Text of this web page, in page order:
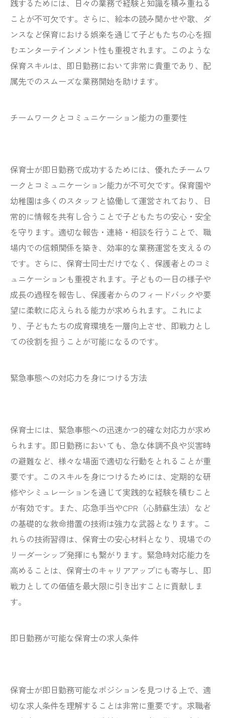
践するためには、日々の業務で経験と知識を積み重ねる
ことが不可欠です。さらに、絵本の読み聞かせや歌、ダ
ンスなど保育における娯楽を通じて子どもたちの心を掴
むエンターテインメント性も重視されます。このような
保育スキルは、即日勤務において非常に貴重であり、配
属先でのスムーズな業務開始を助けます。
チームワークとコミュニケーション能力の重要性
保育士が即日勤務で成功するためには、優れたチームワ
ークとコミュニケーション能力が不可欠です。保育園や
幼稚園は多くのスタッフと協働して運営されており、日
常的に情報を共有し合うことで子どもたちの安心・安全
を守ります。適切な報告・連絡・相談を行うことで、職
場内での信頼関係を築き、効率的な業務運営を支えるの
です。さらに、保育士同士だけでなく、保護者とのコミ
ュニケーションも重視されます。子どもの一日の様子や
成長の過程を報告し、保護者からのフィードバックや要
望に柔軟に応えられる能力が求められます。これによ
り、子どもたちの成育環境を一層向上させ、即戦力とし
ての役割を担うことが可能になるのです。
緊急事態への対応力を身につける方法
保育士には、緊急事態への迅速かつ的確な対応力が求め
られます。即日勤務においても、急な体調不良や災害時
の避難など、様々な場面で適切な行動をとれることが重
要です。このスキルを身につけるためには、定期的な研
修やシミュレーションを通じて実践的な経験を積むこと
が有効です。また、応急手当やCPR（心肺蘇生法）など
の基礎的な救命措置の技術は強力な武器となります。こ
れらの技術習得は、保育士の安心材料となり、現場での
リーダーシップ発揮にも繋がります。緊急時対応能力を
高めることは、保育士のキャリアアップにも寄与し、即
戦力としての価値を最大限に引き出すことに貢献しま
す。
即日勤務が可能な保育士の求人条件
保育士が即日勤務可能なポジションを見つける上で、適
切な求人条件を理解することは非常に重要です。求職者